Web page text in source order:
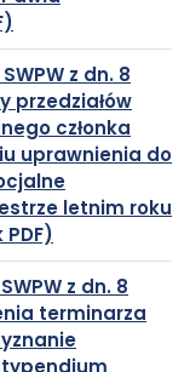
PDF
się
w
nowej
karcie
z dn. 8
przedziałów
członka
uprawnienia do
letnim roku
PDF
się
w
nowej
karcie
z dn. 8
terminarza